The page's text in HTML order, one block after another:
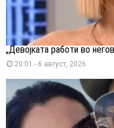
„Девојката работи во
20:01 - 6 август, 2026